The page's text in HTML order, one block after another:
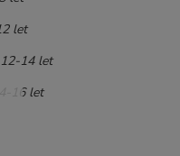
let
14 let
16 let